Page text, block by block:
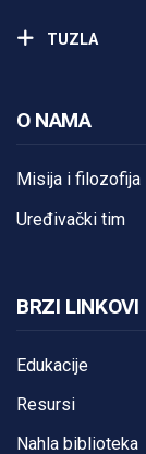
TUZLA
O NAMA
Misija i filozofija
Uređivački tim
BRZI LINKOVI
Edukacije
Resursi
Nahla biblioteka